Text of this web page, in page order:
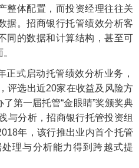
整体配置，而投资经理往往关
据。招商银行托管绩效分析客
同的数据和计算结构，甚至可
正式启动托管绩效分析业务，
评选出近20家在收益及风险方
第一届托管“金眼睛”奖颁奖典
与分析，招商银行托管投资组
年，该行推出业内首个托管
理与分析能力得到跨越式提